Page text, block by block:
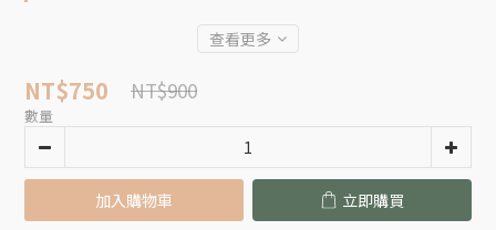
查看更多
NT$750 NT$900
數量
加入購物車 立即購買